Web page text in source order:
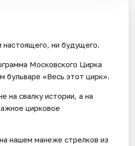
настоящего, ни будущего.
Московского Цирка
бульваре «Весь этот цирк».
на свалку истории, а на
цирковое
нашем манеже стрелков из